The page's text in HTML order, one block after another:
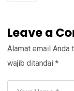
Leave a
Alamat email Anda
wajib ditandai *